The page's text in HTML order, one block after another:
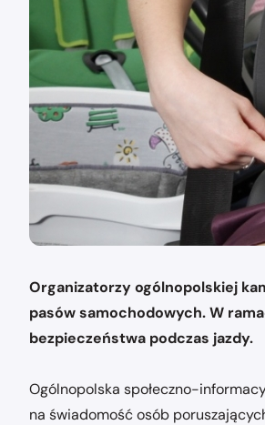
Organizatorzy ogólnopolskiej
pasów samochodowych. W
bezpieczeństwa podczas jazdy.
Ogólnopolska społeczno-
na świadomość osób